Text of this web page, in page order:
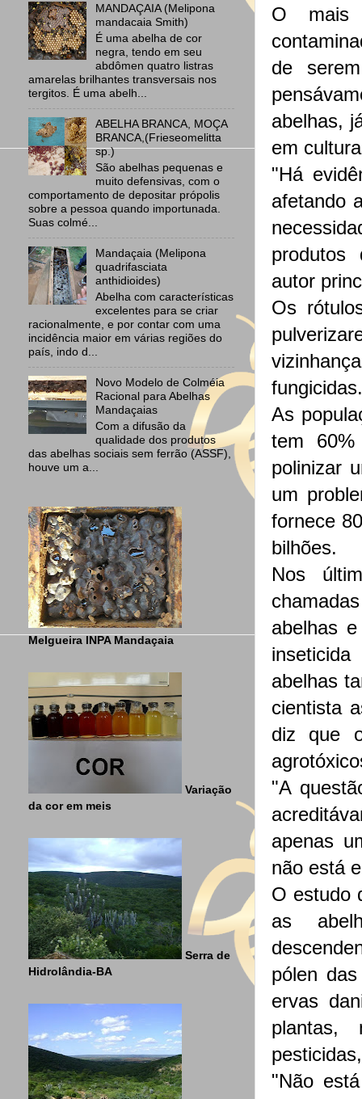
O mais
de
abelhas,
em
"Há
afetando
produtos
autor
Os
As
tem 60%
polinizar
um
fornece
bilhões.
Nos
abelhas
abelhas
cientista
diz que
"A
apenas
não está
O estudo
as
pólen
ervas
plantas,
"Não
MANDAÇAIA (Melipona
mandacaia Smith)
É uma abelha de cor
negra, tendo em seu
abdômen quatro listras
amarelas brilhantes transversais nos
tergitos. É uma abelh...
ABELHA BRANCA, MOÇA
BRANCA,(Frieseomelitta
sp.)
São abelhas pequenas e
muito defensivas, com o
comportamento de depositar própolis
sobre a pessoa quando importunada.
Suas colmé...
Mandaçaia (Melipona
quadrifasciata
anthidioides)
Abelha com características
excelentes para se criar
racionalmente, e por contar com uma
incidência maior em várias regiões do
país, indo d...
Novo Modelo de Colméia
Racional para Abelhas
Mandaçaias
Com a difusão da
qualidade dos produtos
das abelhas sociais sem ferrão (ASSF),
houve um a...
Melgueira INPA Mandaçaia
Variação
da cor em meis
Serra de
Hidrolândia-BA